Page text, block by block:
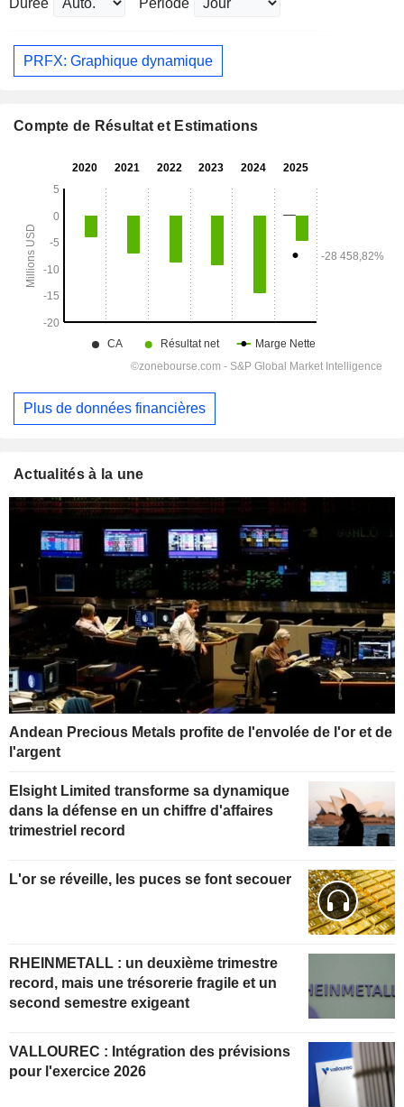
Durée Période
PRFX: Graphique dynamique
Compte de Résultat et Estimations
Plus de données financières
Actualités à la une
Andean Precious Metals profite de l'envolée de l'or et de
l'argent
Elsight Limited transforme sa dynamique
dans la défense en un chiffre d'affaires
trimestriel record
L'or se réveille, les puces se font secouer
RHEINMETALL : un deuxième trimestre
record, mais une trésorerie fragile et un
second semestre exigeant
VALLOUREC : Intégration des prévisions
pour l'exercice 2026